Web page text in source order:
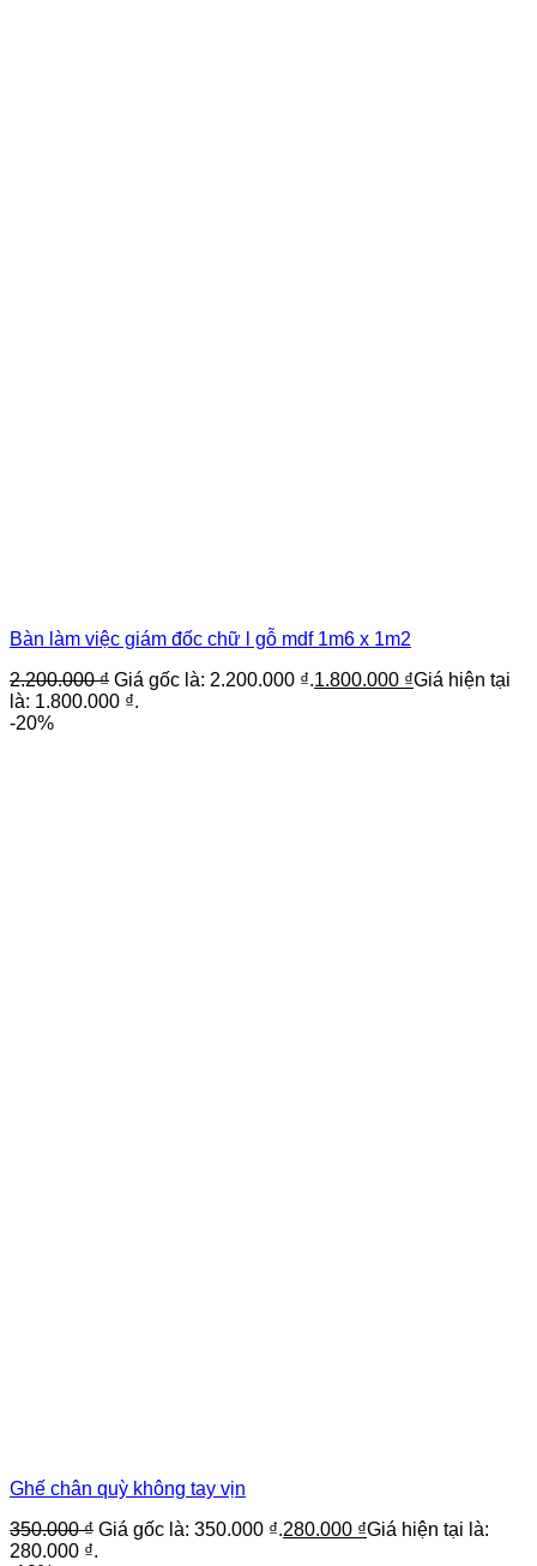
Bàn làm việc giám đốc chữ l gỗ mdf 1m6 x 1m2
2.200.000₫ Giá gốc là: 2.200.000 ₫.1.800.000 ₫Giá hiện tại
là: 1.800.000 ₫.
-20%
Ghế chân quỳ không tay vịn
350.000₫ Giá gốc là: 350.000 ₫.280.000 ₫Giá hiện tại là:
280.000 ₫.